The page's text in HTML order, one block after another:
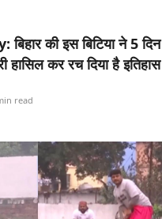
की इस बिटिया ने 5 दिन
हासिल कर रच दिया है इतिहास
read